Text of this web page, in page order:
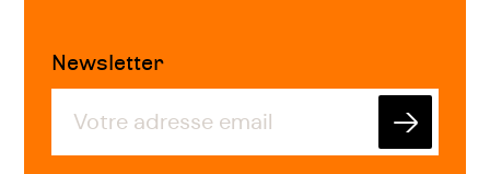
Newsletter